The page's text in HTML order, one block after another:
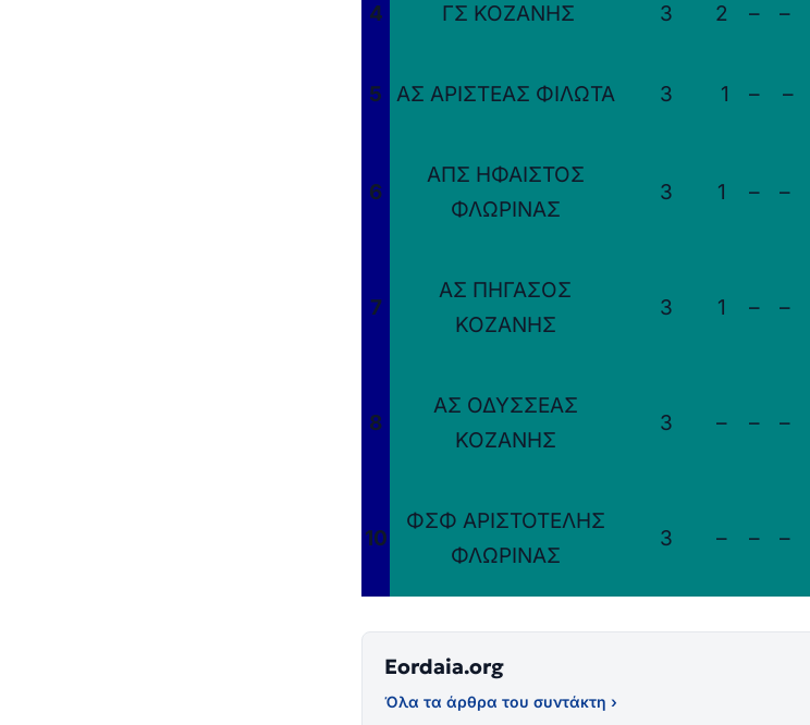
4 ΓΣ ΚΟΖΑΝΗΣ 3 2 – –
5 ΑΣ ΑΡΙΣΤΕΑΣ ΦΙΛΩΤΑ 3 1 – –
6
ΑΠΣ ΗΦΑΙΣΤΟΣ
ΦΛΩΡΙΝΑΣ
3 1 – –
7
ΑΣ ΠΗΓΑΣΟΣ
ΚΟΖΑΝΗΣ
3 1 – –
8
ΑΣ ΟΔΥΣΣΕΑΣ
ΚΟΖΑΝΗΣ
3 – – –
10
ΦΣΦ ΑΡΙΣΤΟΤΕΛΗΣ
ΦΛΩΡΙΝΑΣ
3 – – –
Eordaia.org
Όλα τα άρθρα του συντάκτη ›